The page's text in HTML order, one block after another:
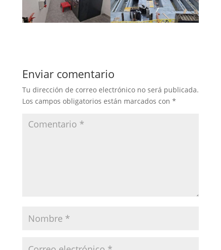
Enviar comentario
Tu dirección de correo electrónico no será publicada.
Los campos obligatorios están marcados con *